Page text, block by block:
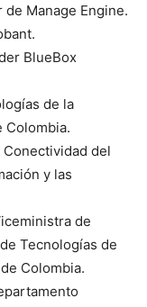
de Manage Engine.
BlueBox
de la
Colombia.
del
y las
de
Tecnologías de
Colombia.